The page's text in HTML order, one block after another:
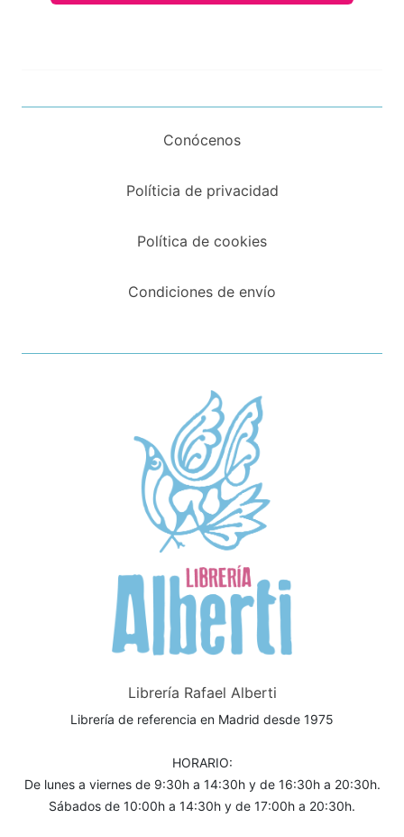
Conócenos
Políticia de privacidad
Política de cookies
Condiciones de envío
Librería Rafael Alberti
Librería de referencia en Madrid desde 1975
HORARIO:
De lunes a viernes de 9:30h a 14:30h y de 16:30h a 20:30h.
Sábados de 10:00h a 14:30h y de 17:00h a 20:30h.